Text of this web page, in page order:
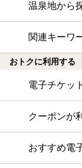
温泉地から
関連キーワ
おトクに利用する
電子チケッ
クーポンが
おすすめ電